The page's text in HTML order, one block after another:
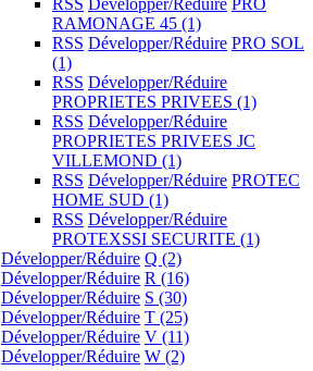
RAMONAGE 45 (1)
RSS Développer/Réduire PRO SOL
(1)
RSS Développer/Réduire
PROPRIETES PRIVEES (1)
RSS Développer/Réduire
PROPRIETES PRIVEES JC
VILLEMOND (1)
RSS Développer/Réduire PROTEC
HOME SUD (1)
RSS Développer/Réduire
PROTEXSSI SECURITE (1)
Développer/Réduire Q (2)
Développer/Réduire R (16)
Développer/Réduire S (30)
Développer/Réduire T (25)
Développer/Réduire V (11)
Développer/Réduire W (2)